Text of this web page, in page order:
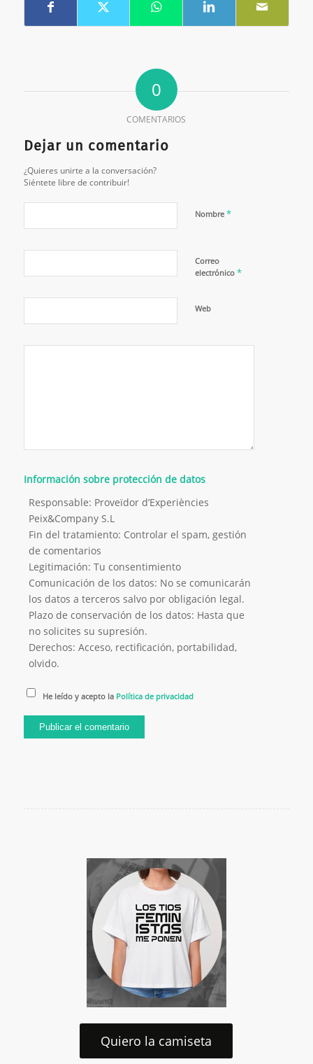
0
COMENTARIOS
Dejar un comentario
¿Quieres unirte a la conversación?
Siéntete libre de contribuir!
Nombre *
Correo
electrónico *
Web
Información sobre protección de datos
Responsable: Proveïdor d’Experiències
Peix&Company S.L
Fin del tratamiento: Controlar el spam, gestión
de comentarios
Legitimación: Tu consentimiento
Comunicación de los datos: No se comunicarán
los datos a terceros salvo por obligación legal.
Plazo de conservación de los datos: Hasta que
no solicites su supresión.
Derechos: Acceso, rectificación, portabilidad,
olvido.
He leído y acepto la Política de privacidad
Quiero la camiseta